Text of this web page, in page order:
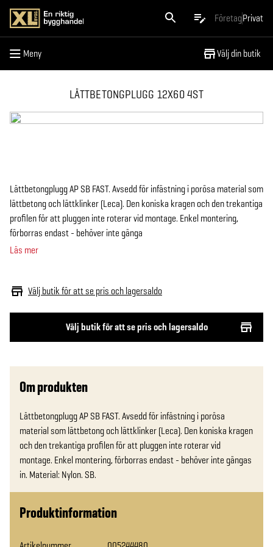
FöretagPrivat
Meny Välj din butik
Meny
LÄTTBETONGPLUGG 12X60 4ST
Välj butik för att se pris och lagersaldo
Välj butik för att se pris och lagersaldo
Lättbetongplugg AP SB FAST. Avsedd för infästning i porösa material som
lättbetong och lättklinker (Leca). Den koniska kragen och den trekantiga
profilen för att pluggen inte roterar vid montage. Enkel montering,
förborras endast - behöver inte gänga
Läs mer
Om produkten
Lättbetongplugg AP SB FAST. Avsedd för infästning i porösa
material som lättbetong och lättklinker (Leca). Den koniska kragen
och den trekantiga profilen för att pluggen inte roterar vid
montage. Enkel montering, förborras endast - behöver inte gängas
in. Material: Nylon. SB.
Produktinformation